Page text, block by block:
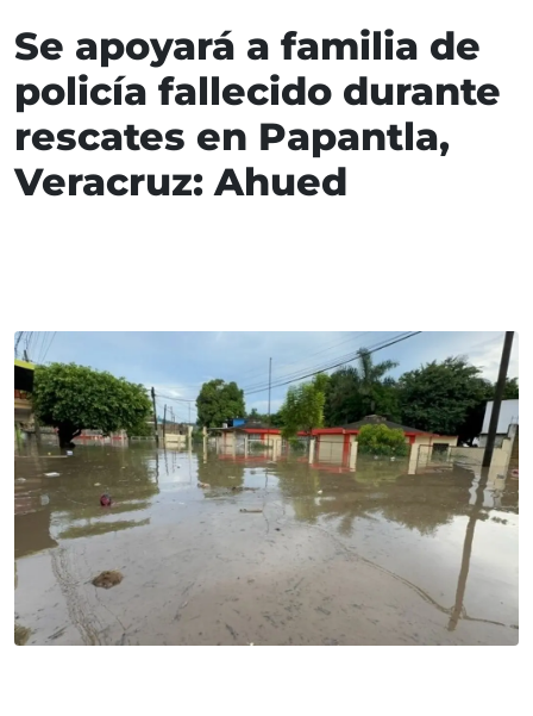
Se apoyará a familia de
policía fallecido durante
rescates en Papantla,
Veracruz: Ahued